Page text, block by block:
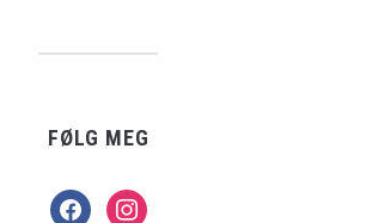
FØLG MEG
facebookinstagram